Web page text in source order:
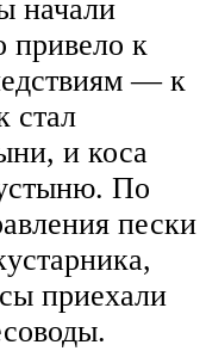
начали
привело к
— к
стал
и коса
По
пески
приехали